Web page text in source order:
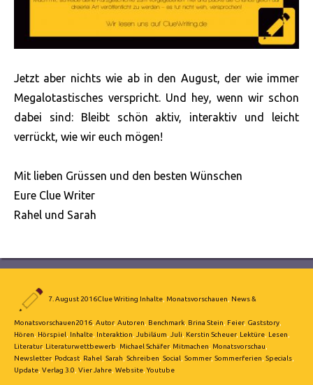
Jetzt aber nichts wie ab in den August, der wie immer
Megalotastisches verspricht. Und hey, wenn wir schon
dabei sind: Bleibt schön aktiv, interaktiv und leicht
verrückt, wie wir euch mögen!
Mit lieben Grüssen und den besten Wünschen
Eure Clue Writer
Rahel und Sarah
am
7. August 2016Clue Writing Inhalte Monatsvorschauen News &
MonatsvorschauenSchlagwörter
2016 Autor, Autoren Benchmark Brina Stein Feier, Gaststory
Hören
Hörspiel Inhalte Interaktion Jubiläum Juli Kerstin Scheuer, Lektüre Lesen
Literatur, Literaturwettbewerb Michael Schäfer, Mitmachen Monatsvorschau
Newsletter, Podcast Rahel Sarah Schreiben Social Sommer, Sommerferien Specials
Update Verlag 3.0 Vier Jahre Website ,Youtube